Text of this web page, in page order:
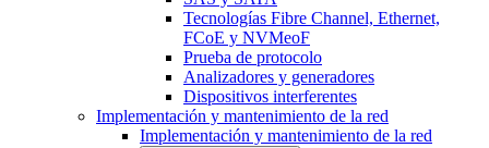
Tecnologías Fibre Channel, Ethernet,
FCoE y NVMeoF
Prueba de protocolo
Analizadores y generadores
Dispositivos interferentes
Implementación y mantenimiento de la red
Implementación y mantenimiento de la red